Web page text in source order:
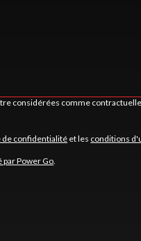
considérées comme
de confidentialité et les conditions
Power Go